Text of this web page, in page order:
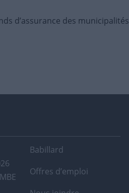
d’assurance des municipalités
Babillard
Offres d’emploi